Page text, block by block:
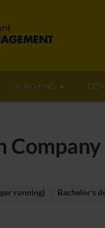
TEACHING
running) Bachelor's